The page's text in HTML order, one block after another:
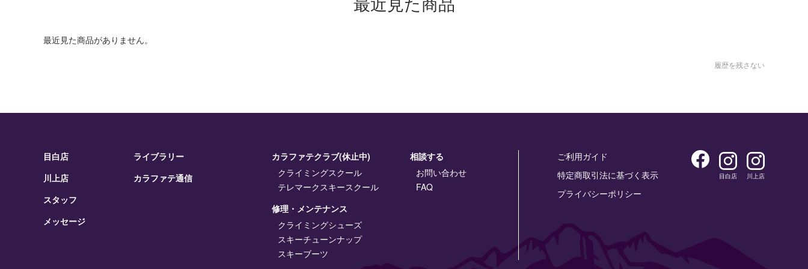
最近見た商品がありません。
履歴を残さない
目白店
川上店
スタッフ
メッセージ
ライブラリー
カラファテ通信
カラファテクラブ(休止中)
クライミングスクール
テレマークスキースクール
修理・メンテナンス
クライミングシューズ
スキーチューンナップ
スキーブーツ
相談する
お問い合わせ
FAQ
ご利用ガイド
特定商取引法に基づく表示
プライバシーポリシー
目白店 川上店